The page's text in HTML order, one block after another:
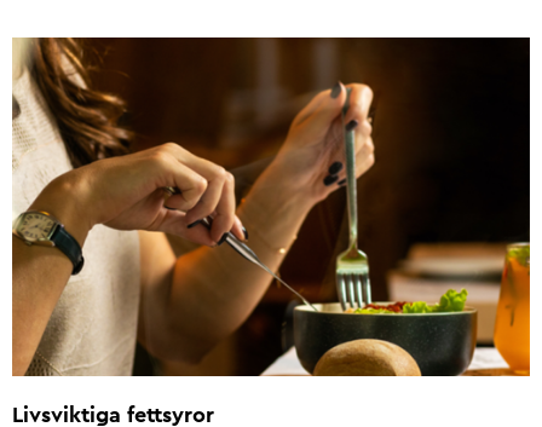
Livsviktiga fettsyror